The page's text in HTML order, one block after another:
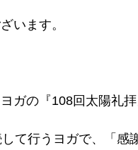
います。
ガの『108回太陽礼
て行うヨガで、「感